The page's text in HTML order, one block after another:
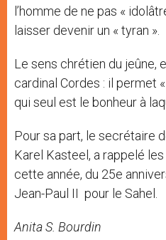
l’homme de ne pas «
laisser devenir un « tyran ».
Le sens chrétien du jeûne,
cardinal Cordes : il permet
qui seul est le bonheur à
Pour sa part, le secrétaire
Karel Kasteel, a rappelé
cette année, du 25e
Jean-Paul II pour le Sahel.
Anita S. Bourdin